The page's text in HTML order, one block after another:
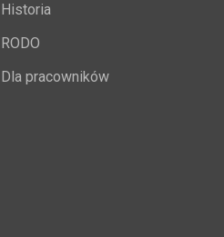
Historia
RODO
Dla pracowników